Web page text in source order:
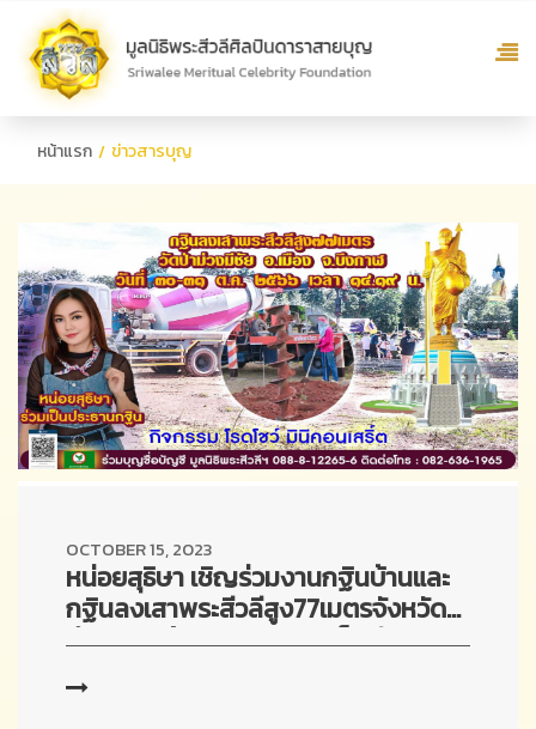
หน้าแรก ข่าวสารบุญ
OCTOBER 15, 2023
หน่อยสุธิษา เชิญร่วมงานกฐินบ้านและ
กฐินลงเสาพระสีวลีสูง77เมตรจังหวัด
บึงกาฬ พร้อมศิลปินดาราเต็มทีม
ปริศนาฯ ณ วัดป่าม่วงมีชัย จ.บึงกาฬ